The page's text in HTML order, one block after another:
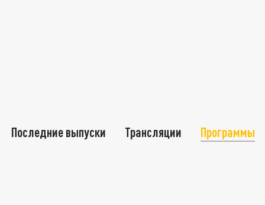
Последние выпуски Трансляции Программы